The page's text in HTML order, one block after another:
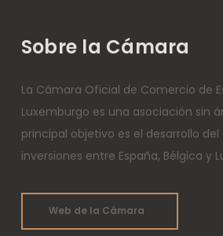
Sobre la Cámara
La Cámara Oficial de Comercio de
Luxemburgo es una asociación sin
principal objetivo es el desarrollo
inversiones entre España, Bélgica y
Web de la Cámara